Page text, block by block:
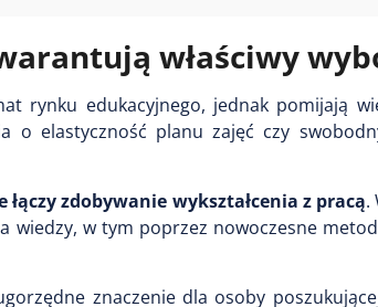
właściwy
rynku edukacyjnego, jednak pomijają
o elastyczność planu zajęć czy
zdobywanie wykształcenia z pracą.
w tym poprzez nowoczesne
znaczenie dla osoby